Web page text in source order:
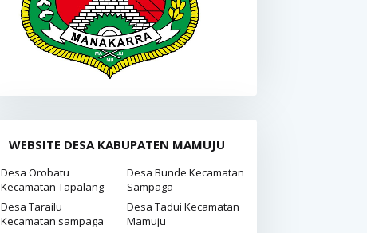
WEBSITE DESA KABUPATEN MAMUJU
Desa Orobatu
Kecamatan Tapalang
Desa Bunde Kecamatan
Sampaga
Desa Tarailu
Kecamatan sampaga
Desa Tadui Kecamatan
Mamuju